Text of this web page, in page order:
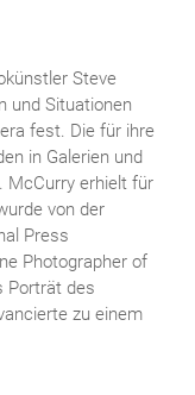
Steve
und Situationen
fest. Die für ihre
in Galerien und
McCurry erhielt für
von der
Press
Photographer of
Porträt des
zu einem